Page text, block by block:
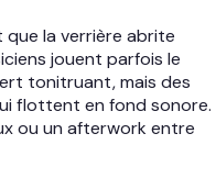
que la verrière abrite
jouent parfois le
tonitruant, mais des
flottent en fond sonore.
ou un afterwork entre